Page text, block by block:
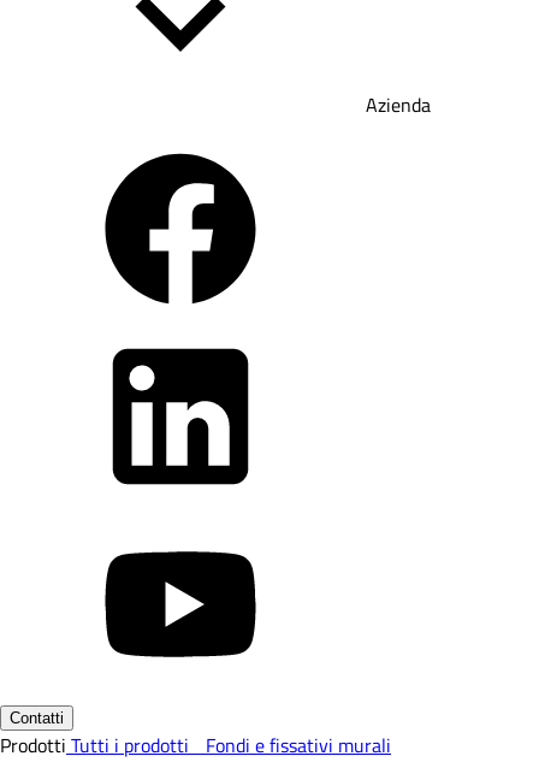
Azienda
Contatti
Prodotti Tutti i prodotti Fondi e fissativi murali